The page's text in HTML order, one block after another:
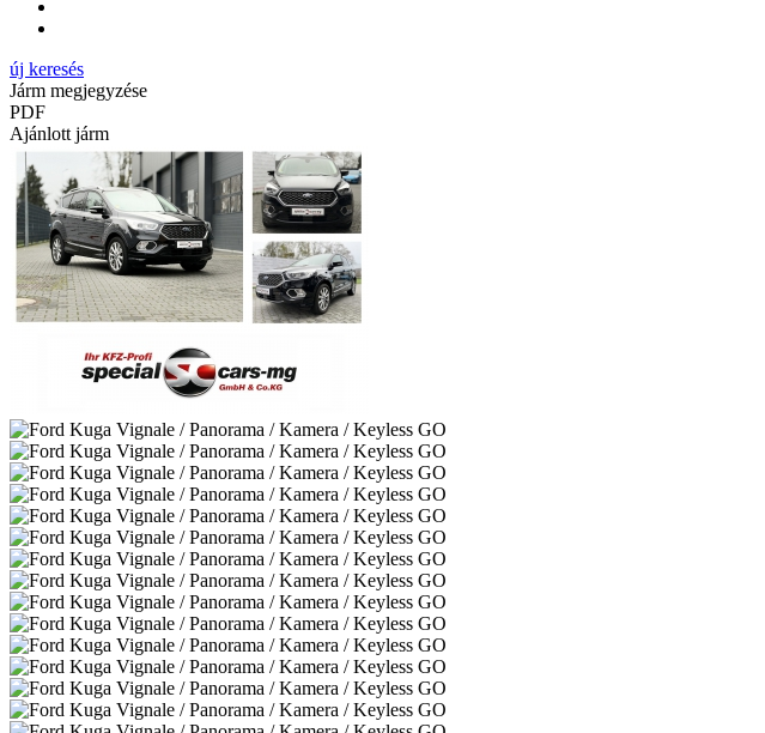
új keresés
Járm megjegyzése
PDF
Ajánlott járm